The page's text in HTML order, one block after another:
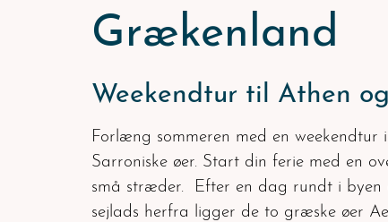
Grækenland
Weekendtur til Athen
Forlæng sommeren med en
Sarroniske øer. Start din ferie med en
små stræder. Efter en dag rundt i byen
sejlads herfra ligger de to græske øer